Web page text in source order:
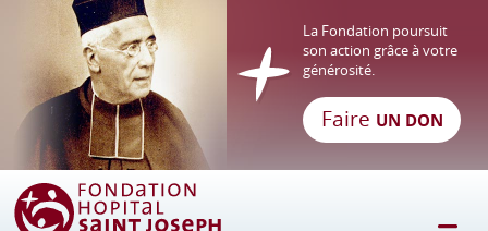
Fondation Hôpital Saint Joseph
La Fondation poursuit
son action grâce à votre
générosité.
Faire UN DON